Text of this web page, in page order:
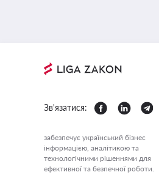
Зв'язатися:
забезпечує український бізнес
інформацією, аналітикою та
технологічними рішеннями для
ефективної та безпечної роботи.